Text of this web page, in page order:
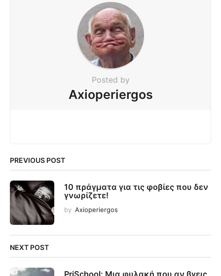
Posted by
Axioperiergos
PREVIOUS POST
10 πράγματα για τις φοβίες που δεν
γνωρίζετε!
by Axioperiergos
NEXT POST
PriSchool: Μια φυλακή που αν βγεις